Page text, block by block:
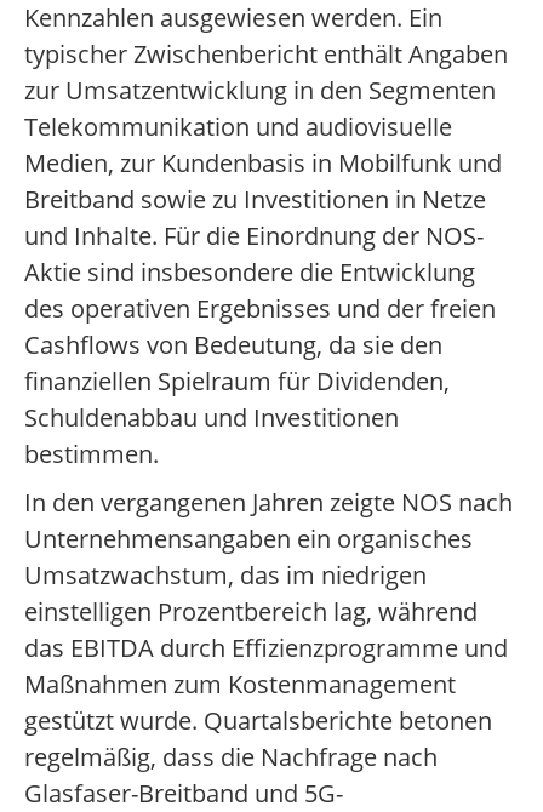
Kennzahlen ausgewiesen werden. Ein
typischer Zwischenbericht enthält Angaben
zur Umsatzentwicklung in den Segmenten
Telekommunikation und audiovisuelle
Medien, zur Kundenbasis in Mobilfunk und
Breitband sowie zu Investitionen in Netze
und Inhalte. Für die Einordnung der NOS-
Aktie sind insbesondere die Entwicklung
des operativen Ergebnisses und der freien
Cashflows von Bedeutung, da sie den
finanziellen Spielraum für Dividenden,
Schuldenabbau und Investitionen
bestimmen.
In den vergangenen Jahren zeigte NOS nach
Unternehmensangaben ein organisches
Umsatzwachstum, das im niedrigen
einstelligen Prozentbereich lag, während
das EBITDA durch Effizienzprogramme und
Maßnahmen zum Kostenmanagement
gestützt wurde. Quartalsberichte betonen
regelmäßig, dass die Nachfrage nach
Glasfaser-Breitband und 5G-